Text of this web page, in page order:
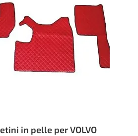
in pelle per VOLVO